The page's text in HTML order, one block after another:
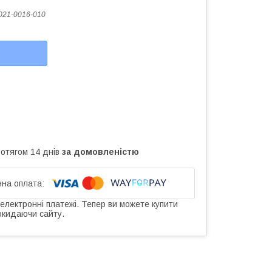
0016-010
14 днів за домовленістю
платежі. Тепер ви можете купити
сайту.